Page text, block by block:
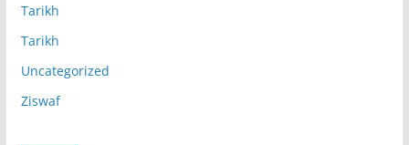
Tarikh
Tarikh
Uncategorized
Ziswaf